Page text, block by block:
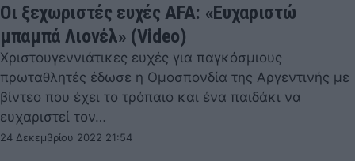
Οι ξεχωριστές ευχές AFA: «Ευχαριστώ
μπαμπά Λιονέλ» (Video)
Χριστουγεννιάτικες ευχές για παγκόσμιους
πρωταθλητές έδωσε η Ομοσπονδία της Αργεντινής με
βίντεο που έχει το τρόπαιο και ένα παιδάκι να
ευχαριστεί τον…
24 Δεκεμβρίου 2022 21:54